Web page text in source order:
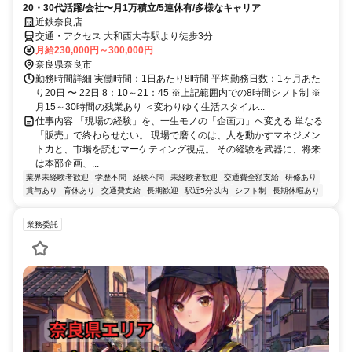
20・30代活躍/会社〜月1万積立/5連休有/多様なキャリア
近鉄奈良店
交通・アクセス 大和西大寺駅より徒歩3分
月給230,000円～300,000円
奈良県奈良市
勤務時間詳細 実働時間：1日あたり8時間 平均勤務日数：1ヶ月あた
り20日 〜 22日 8：10～21：45 ※上記範囲内での8時間シフト制 ※
月15～30時間の残業あり ＜変わりゆく生活スタイル...
仕事内容 「現場の経験」を、一生モノの「企画力」へ変える 単なる
「販売」で終わらせない。 現場で磨くのは、人を動かすマネジメン
ト力と、市場を読むマーケティング視点。 その経験を武器に、将来
は本部企画、...
業界未経験者歓迎 学歴不問 経験不問 未経験者歓迎 交通費全額支給
研修あり
賞与あり
育休あり 交通費支給 長期歓迎 駅近5分以内 シフト制 長期休暇あり
業務委託